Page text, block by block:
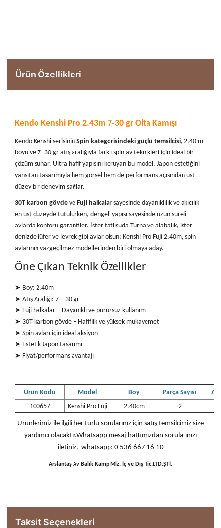
Ürün Özellikleri
Kendo Kenshi Pro 2.43m 7-30 gr Olta Kamışı
Kendo Kenshi serisinin Spin kategorisindeki güçlü temsilcisi, 2.40 m
boyu ve 7–30 gr atış aralığıyla farklı spin av teknikleri için ideal bir
çözüm sunar. Ultra hafif yapısını koruyan bu model, Japon estetiğini
yansıtan tasarımıyla hem görsel hem de performans açısından üst
düzey bir deneyim sağlar.
30T karbon gövde ve Fuji halkalar sayesinde dayanıklılık ve akıcılık
en üst düzeyde tutulurken, dengeli yapısı sayesinde uzun süreli
avlarda konforu garantiler. İster tatlısuda Turna ve alabalık, ister
denizde lüfer ve levrek gibi avlar olsun; Kenshi Pro Fuji 2.40m, spin
avlarının vazgeçilmez modellerinden biri olmaya aday.
Öne Çıkan Teknik Özellikler
➤ Boy: 2.40m
➤ Atış Aralığı: 7 – 30 gr
➤ Fuji halkalar – Dayanıklı ve pürüzsüz kullanım
➤ 30T karbon gövde – Hafiflik ve yüksek mukavemet
➤ Spin avları için ideal aksiyon
➤ Estetik Japon tasarımı
➤ Fiyat/performans avantajı
Ürün Kodu Model Boy Parça Sayısı
100657
Kenshi Pro Fuji 2.40cm 2
Ürünlerimiz ile ilgili her türlü sorularınız için satış temsilcimiz size
yardımcı olacaktır.Whatsapp mesaj hattımızdan sorularınızı
iletiniz. whatsapp: 0 536 667 16 10
Arslantaş Av Balık Kamp Mlz. İç ve Dış Tic.LTD.ŞTİ.
Taksit Seçenekleri